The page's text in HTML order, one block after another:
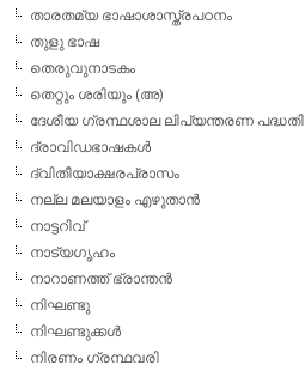
താരതമ്യ ഭാഷാശാസ്ത്രപഠനം
തുളു ഭാഷ
തെരുവുനാടകം
തെറ്റും ശരിയും (അ)
ദേശീയ ഗ്രന്ഥശാല ലിപ്യന്തരണ പദ്ധതി
ദ്രാവിഡഭാഷകള്‍
ദ്വിതീയാക്ഷരപ്രാസം
നല്ല മലയാളം എഴുതാന്‍
നാട്ടറിവ്
നാട്യഗൃഹം
നാറാണത്ത് ഭ്രാന്തന്‍
നിഘണ്ടു
നിഘണ്ടുക്കള്‍
നിരണം ഗ്രന്ഥവരി